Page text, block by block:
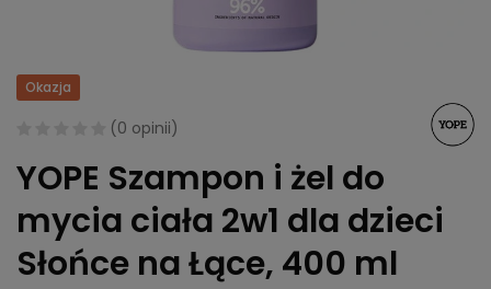
Okazja
(0 opinii)
YOPE Szampon i żel do
mycia ciała 2w1 dla dzieci
Słońce na Łące, 400 ml